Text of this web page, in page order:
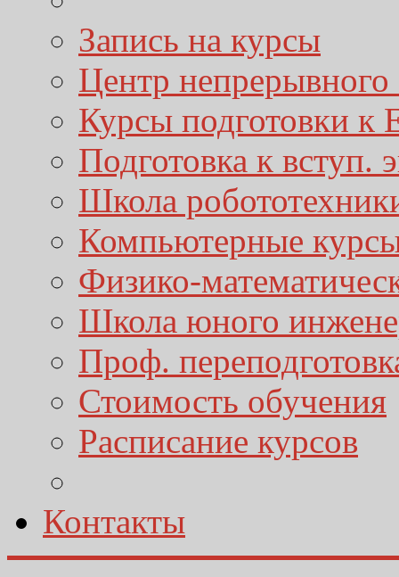
Запись на курсы
Центр непрерывного
Курсы подготовки
Подготовка к вступ.
Школа
Компьютерные
Физико-
Школа юного
Проф.
Стоимость обучения
Расписание курсов
Контакты